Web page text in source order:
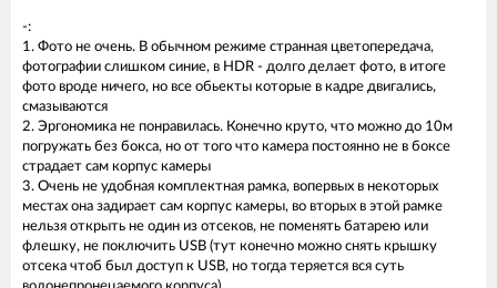
-:
1. Фото не очень. В обычном режиме странная цветопередача,
фотографии слишком синие, в HDR - долго делает фото, в итоге
фото вроде ничего, но все обьекты которые в кадре двигались,
смазываются
2. Эргономика не понравилась. Конечно круто, что можно до 10м
погружать без бокса, но от того что камера постоянно не в боксе
страдает сам корпус камеры
3. Очень не удобная комплектная рамка, вопервых в некоторых
местах она задирает сам корпус камеры, во вторых в этой рамке
нельзя открыть не один из отсеков, не поменять батарею или
флешку, не поключить USB (тут конечно можно снять крышку
отсека чтоб был доступ к USB, но тогда теряется вся суть